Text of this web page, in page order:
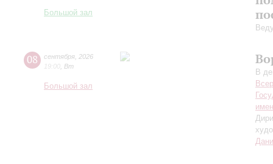
Большой зал
08 сентября 2026
19:00 Вт
Большой зал
В